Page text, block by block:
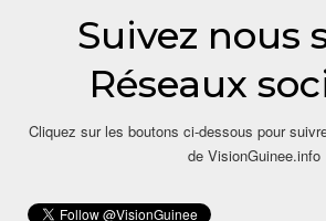
LAISSER UN COMMENTAIRE
Votre adresse email ne sera
Suivez nous
Réseaux
Cliquez sur les boutons ci-dessous pour
de VisionGuinee.info